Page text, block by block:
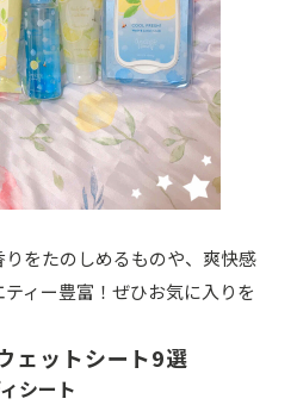
をたのしめるものや、爽快感
ィー豊富！ぜひお気に入りを
ェットシート9選
シート